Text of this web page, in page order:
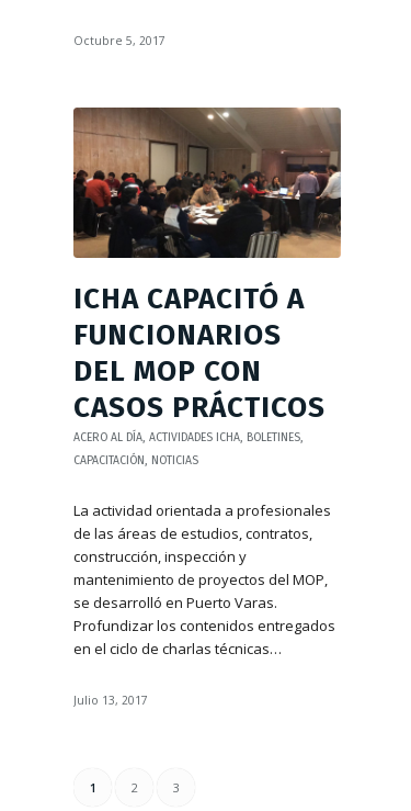
Octubre 5, 2017
ICHA CAPACITÓ A
FUNCIONARIOS
DEL MOP CON
CASOS PRÁCTICOS
ACERO AL DÍA, ACTIVIDADES ICHA, BOLETINES,
CAPACITACIÓN, NOTICIAS
La actividad orientada a profesionales
de las áreas de estudios, contratos,
construcción, inspección y
mantenimiento de proyectos del MOP,
se desarrolló en Puerto Varas.
Profundizar los contenidos entregados
en el ciclo de charlas técnicas…
Julio 13, 2017
1 2 3